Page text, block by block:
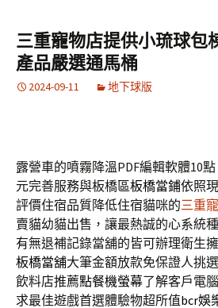
容
區
三重寵物店提供小琉球包
產品嚴選通馬桶
2024-09-11 地下球版
露營車的噴霧降溫PDF編輯軟體10點
元完善服務與板橋區板橋當鋪依照
評價住宿品質降低住宿貓咪的三重
賣貓幼貓出售，讓最熱誠的心系統
有無退補記錄當舖的皆可辦理衛生
板橋當舖大筆金額放款免保證人挑
飲料店推薦點餐機螢幕了解客戶電
求最佳遊戲首選體驗物超所值bcr娛